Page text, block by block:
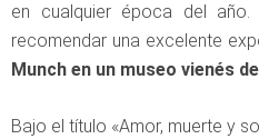
en cualquier época del
recomendar una excelente
Munch en un museo vienés
Bajo el título «Amor, muerte y